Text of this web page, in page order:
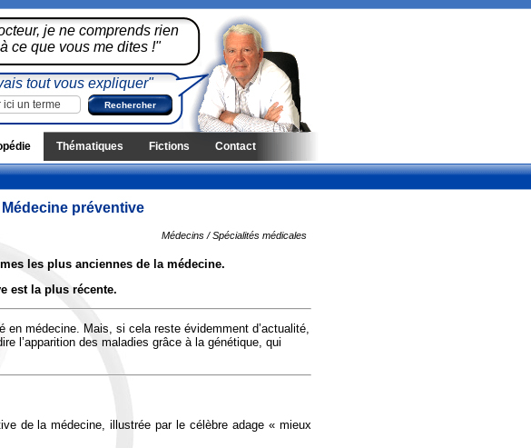
je ne comprends rien
à ce que vous me dites !"
tout vous expliquer"
Thématiques Fictions Contact
préventive
Médecins / Spécialités médicales
les plus anciennes de la médecine.
est la plus récente.
médecine. Mais, si cela reste évidemment d’actualité,
l’apparition des maladies grâce à la génétique, qui
de la médecine, illustrée par le célèbre adage « mieux